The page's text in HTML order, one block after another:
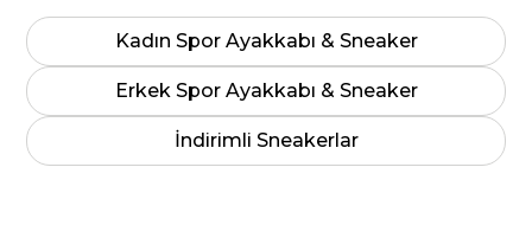
Kadın Spor Ayakkabı & Sneaker
Erkek Spor Ayakkabı & Sneaker
İndirimli Sneakerlar